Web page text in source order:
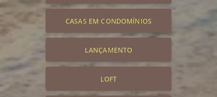
CASAS EM CONDOMÍNIOS
LANÇAMENTO
LOFT